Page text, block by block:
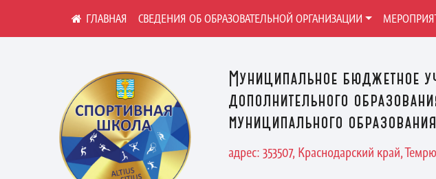
Муниципальное бюджетное
дополнительного
муниципального
адрес: 353507, Краснодарский край,
СВЕДЕНИЯ ОБ ОБРАЗОВАТЕЛЬНОЙ ОРГАНИЗАЦИИ